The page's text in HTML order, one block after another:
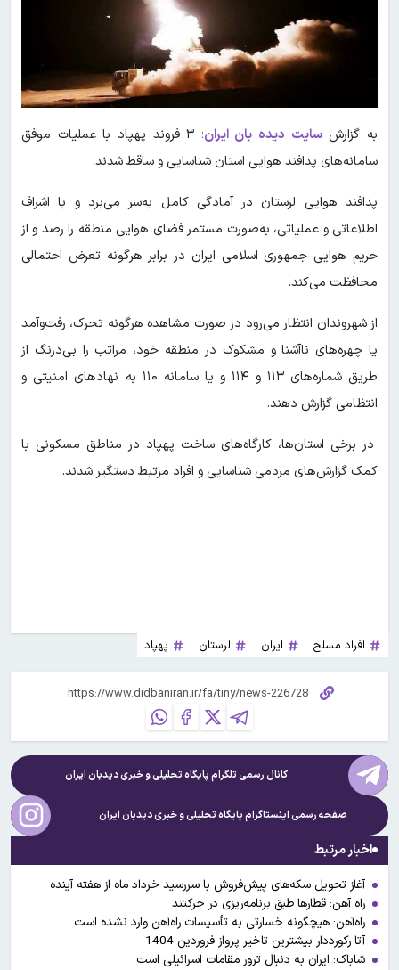
به گزارشسایت دیده بان ایران
؛ ۳ فروند پهپاد با عملیات موفق
سامانه‌های پدافند هوایی استان شناسایی و ساقط شد‌ند.
پدافند هوایی لرستان در آمادگی کامل به‌سر می‌برد و با اشراف
اطلاعاتی و عملیاتی، به‌صورت مستمر فضای هوایی منطقه را رصد و از
حریم هوایی جمهوری اسلامی ایران در برابر هرگونه تعرض احتمالی
محافظت می‌کند.
از شهروندان انتظار می‌رود در صورت مشاهده هرگونه تحرک، رفت‌وآمد
یا چهره‌های ناآشنا و مشکوک در منطقه خود، مراتب را بی‌درنگ از
طریق شماره‌های ۱۱۳ و ۱۱۴ و یا سامانه ۱۱۰ به نهادهای امنیتی و
انتظامی گزارش دهند.
در برخی استان‌ها، کارگاه‌های ساخت پهپاد در مناطق مسکونی با
کمک گزارش‌های مردمی شناسایی و افراد مرتبط دستگیر شدند.
افراد مسلح ایران لرستان پهپاد
کانال رسمی تلگرام پایگاه تحلیلی و خبریدیدبان ایران
صفحه رسمی اینستاگرام پایگاه تحلیلی و خبریدیدبان ایران
اخبار مرتبط
آغاز تحویل سکه‌های پیش‌فروش با سررسید خرداد ماه از هفته آینده
راه آهن: قطارها طبق برنامه‌ریزی در حرکتند
راه‌آهن: هیچگونه خسارتی به تأسیسات راه‌آهن وارد نشده است
آتا رکورددار بیشترین تاخیر پرواز فروردین 1404
شاباک: ایران به دنبال ترور مقامات اسرائیلی است